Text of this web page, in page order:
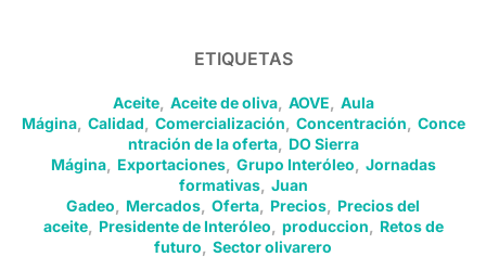
ETIQUETAS
Aceite, Aceite de oliva, AOVE
Aula
Mágina, Calidad Comercialización Concentración
Conce
ntración de la oferta,
DO Sierra
Mágina, Exportaciones, Grupo Interóleo
Jornadas
formativas, Juan
Gadeo
Mercados Oferta Precios
Precios del
aceite, Presidente de Interóleo produccion
Retos de
futuro
Sector olivarero